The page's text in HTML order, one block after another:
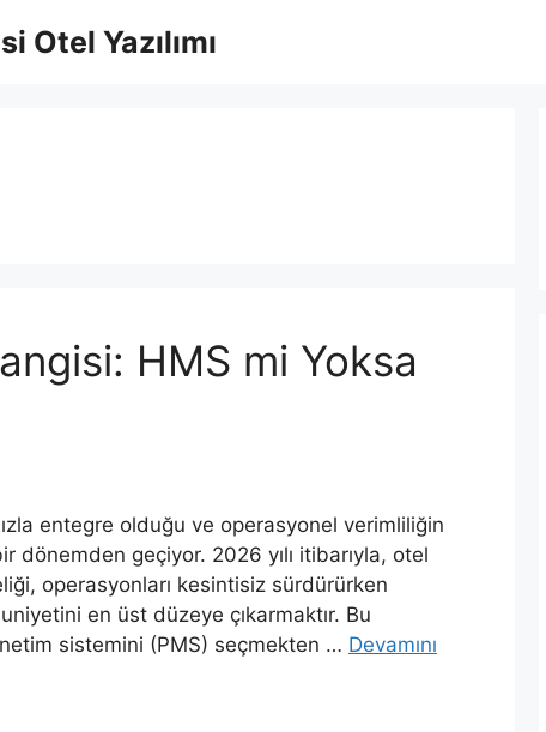
Otel Yazılımı
HMS mi Yoksa
entegre olduğu ve operasyonel verimliliğin
dönemden geçiyor. 2026 yılı itibarıyla, otel
operasyonları kesintisiz sürdürürken
en üst düzeye çıkarmaktır. Bu
sistemini (PMS) seçmekten … Devamını